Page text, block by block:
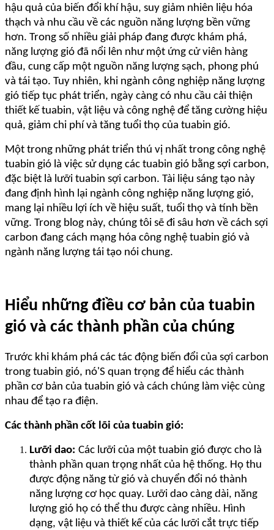
hậu quả của biến đổi khí hậu, suy giảm nhiên liệu hóa
thạch và nhu cầu về các nguồn năng lượng bền vững
hơn. Trong số nhiều giải pháp đang được khám phá,
năng lượng gió đã nổi lên như một ứng cử viên hàng
đầu, cung cấp một nguồn năng lượng sạch, phong phú
và tái tạo. Tuy nhiên, khi ngành công nghiệp năng lượng
gió tiếp tục phát triển, ngày càng có nhu cầu cải thiện
thiết kế tuabin, vật liệu và công nghệ để tăng cường hiệu
quả, giảm chi phí và tăng tuổi thọ của tuabin gió.
Một trong những phát triển thú vị nhất trong công nghệ
tuabin gió là việc sử dụng các tuabin gió bằng sợi carbon,
đặc biệt là lưỡi tuabin sợi carbon. Tài liệu sáng tạo này
đang định hình lại ngành công nghiệp năng lượng gió,
mang lại nhiều lợi ích về hiệu suất, tuổi thọ và tính bền
vững. Trong blog này, chúng tôi sẽ đi sâu hơn về cách sợi
carbon đang cách mạng hóa công nghệ tuabin gió và
ngành năng lượng tái tạo nói chung.
Hiểu những điều cơ bản của tuabin
gió và các thành phần của chúng
Trước khi khám phá các tác động biến đổi của sợi carbon
trong tuabin gió, nó'S quan trọng để hiểu các thành
phần cơ bản của tuabin gió và cách chúng làm việc cùng
nhau để tạo ra điện.
Các thành phần cốt lõi của tuabin gió:
Lưỡi dao: Các lưỡi của một tuabin gió được cho là
thành phần quan trọng nhất của hệ thống. Họ thu
được động năng từ gió và chuyển đổi nó thành
năng lượng cơ học quay. Lưỡi dao càng dài, năng
lượng gió họ có thể thu được càng nhiều. Hình
dạng, vật liệu và thiết kế của các lưỡi cắt trực tiếp